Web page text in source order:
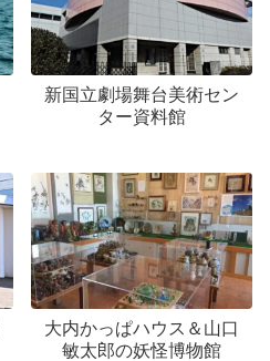
新国立劇場舞台美術セン
ター資料館
大内かっぱハウス＆山口
敏太郎の妖怪博物館